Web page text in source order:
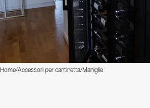
Home/Accessori per cantinetta/Maniglie